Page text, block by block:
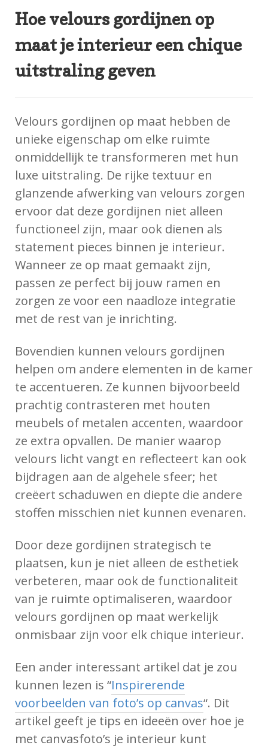
Hoe velours gordijnen op
maat je interieur een chique
uitstraling geven
Velours gordijnen op maat hebben de
unieke eigenschap om elke ruimte
onmiddellijk te transformeren met hun
luxe uitstraling. De rijke textuur en
glanzende afwerking van velours zorgen
ervoor dat deze gordijnen niet alleen
functioneel zijn, maar ook dienen als
statement pieces binnen je interieur.
Wanneer ze op maat gemaakt zijn,
passen ze perfect bij jouw ramen en
zorgen ze voor een naadloze integratie
met de rest van je inrichting.
Bovendien kunnen velours gordijnen
helpen om andere elementen in de kamer
te accentueren. Ze kunnen bijvoorbeeld
prachtig contrasteren met houten
meubels of metalen accenten, waardoor
ze extra opvallen. De manier waarop
velours licht vangt en reflecteert kan ook
bijdragen aan de algehele sfeer; het
creëert schaduwen en diepte die andere
stoffen misschien niet kunnen evenaren.
Door deze gordijnen strategisch te
plaatsen, kun je niet alleen de esthetiek
verbeteren, maar ook de functionaliteit
van je ruimte optimaliseren, waardoor
velours gordijnen op maat werkelijk
onmisbaar zijn voor elk chique interieur.
Een ander interessant artikel dat je zou
kunnen lezen is “Inspirerende
voorbeelden van foto’s op canvas“. Dit
artikel geeft je tips en ideeën over hoe je
met canvasfoto’s je interieur kunt